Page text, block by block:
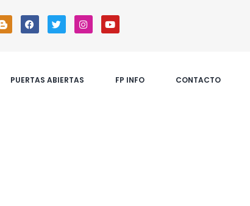
PUERTAS ABIERTAS FP INFO CONTACTO